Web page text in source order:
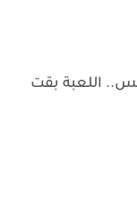
اللعبة بقت